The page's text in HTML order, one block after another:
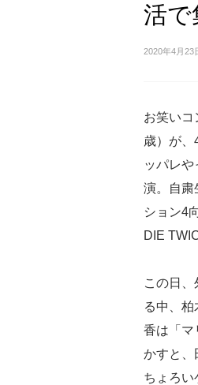
活で
2020年4月23
お笑いコ
歳）が、
ッパレ
演。自粛
ション4
DIE
この日、
る中、
香は「マ
かすと、
ちょろい